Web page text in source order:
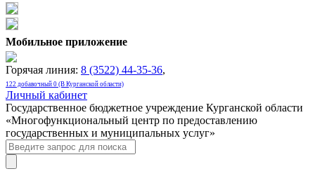
Мобильное приложение
Горячая линия: 8 (3522) 44-35-36,
122 добавочный 0 (В Курганской области)
Личный кабинет
Государственное бюджетное учреждение Курганской области
«Многофункциональный центр по предоставлению
государственных и муниципальных услуг»